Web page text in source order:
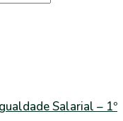
Salarial – 1º